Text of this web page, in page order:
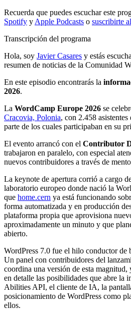
Recuerda que puedes escuchar este
Spotify y Apple Podcasts o suscribirte
Transcripción del programa
Hola, soy Javier Casares y estás
resumen de noticias de la Comunidad
En este episodio encontrarás la
2026.
La WordCamp Europe 2026 se
Cracovia, Polonia, con 2.458 asistentes
parte de los cuales participaban en su
El evento arrancó con el Contributor
trabajaron en paralelo, con especial
nuevos contribuidores a través de
La keynote de apertura corrió a cargo
laboratorio europeo donde nació la
que home.cern ya está funcionando
forma automatizada y en producción
plataforma propia que aprovisiona
aproximadamente un minuto y que
abierto.
WordPress 7.0 fue el hilo conductor de
Un panel con contribuidores del
coordina una versión de esta magnitud,
en detalle las posibilidades que abre la
Abilities API, el cliente de IA, la
posicionamiento de WordPress como
ellos.